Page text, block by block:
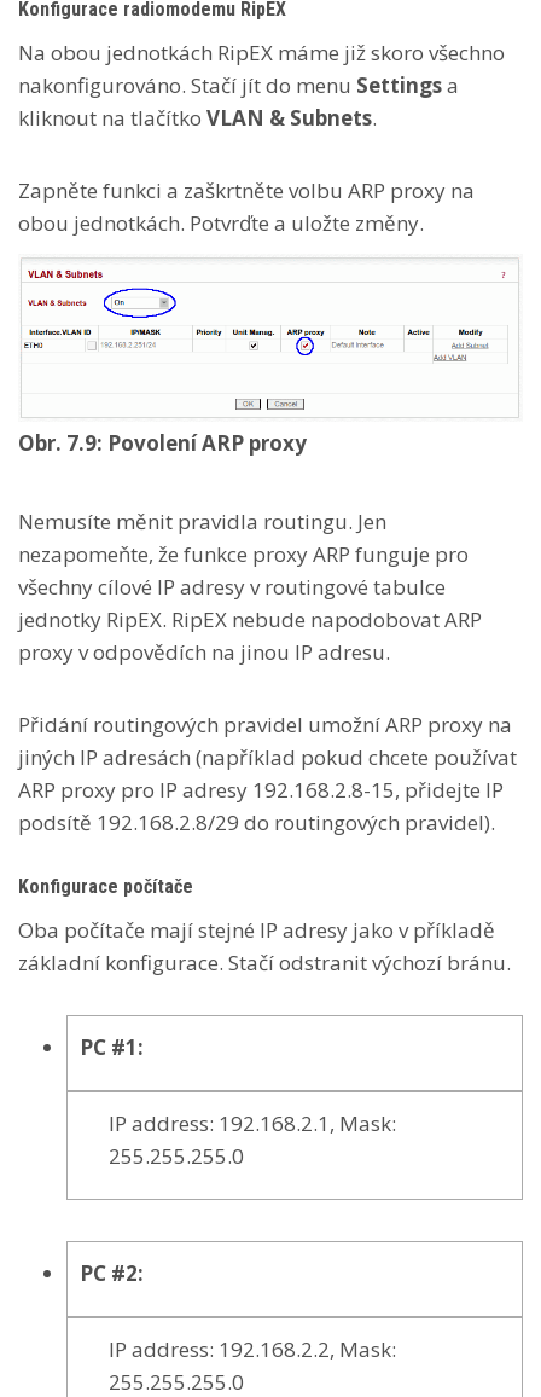
Konfigurace radiomodemu RipEX
Na obou jednotkách RipEX máme již skoro všechno
nakonfigurováno. Stačí jít do menu Settingsa
kliknout na tlačítko VLAN & Subnets.
Zapněte funkci a zaškrtněte volbu ARP proxy na
obou jednotkách. Potvrďte a uložte změny.
Obr. 7.9: Povolení ARP proxy
Nemusíte měnit pravidla routingu. Jen
nezapomeňte, že funkce proxy ARP funguje pro
všechny cílové IP adresy v routingové tabulce
jednotky RipEX. RipEX nebude napodobovat ARP
proxy v odpovědích na jinou IP adresu.
Přidání routingových pravidel umožní ARP proxy na
jiných IP adresách (například pokud chcete používat
ARP proxy pro IP adresy 192.168.2.8-15, přidejte IP
podsítě 192.168.2.8/29 do routingových pravidel).
Konfigurace počítače
Oba počítače mají stejné IP adresy jako v příkladě
základní konfigurace. Stačí odstranit výchozí bránu.
PC #1:
IP address: 192.168.2.1, Mask:
255.255.255.0
PC #2:
IP address: 192.168.2.2, Mask:
255.255.255.0